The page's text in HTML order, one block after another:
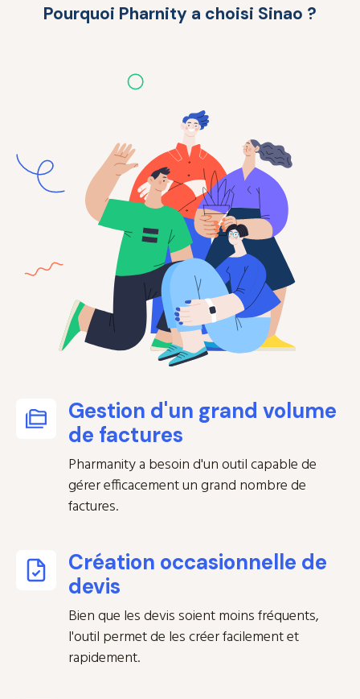
Pourquoi Pharnity a choisi Sinao ?
Gestion d'un grand volume
de factures
Pharmanity a besoin d'un outil capable de
gérer efficacement un grand nombre de
factures.
Création occasionnelle de
devis
Bien que les devis soient moins fréquents,
l'outil permet de les créer facilement et
rapidement.